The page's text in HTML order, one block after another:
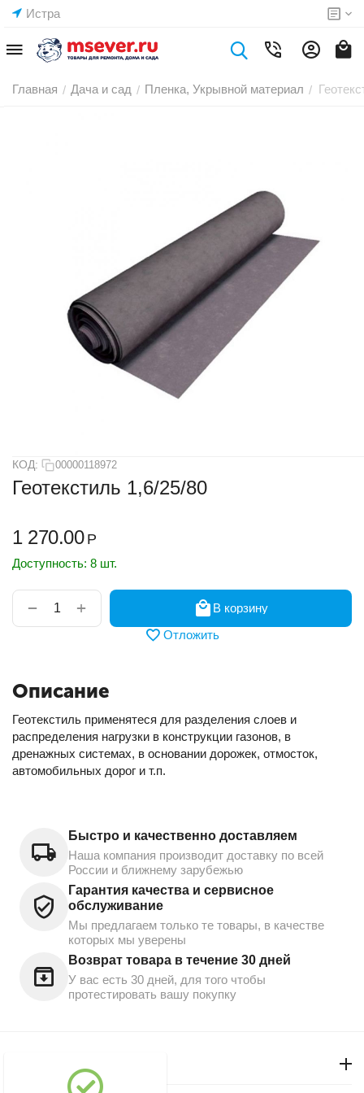
Истра
Главная / Дача и сад / Пленка, Укрывной материал /
КОД: 00000118972
Геотекстиль 1,6/25/80
1 270.00 Р
Доступность: 8 шт.
+
−
В корзину
Отложить
Описание
Геотекстиль применятеся для разделения слоев и
распределения нагрузки в конструкции газонов, в
дренажных системах, в основании дорожек, отмосток,
автомобильных дорог и т.п.
Быстро и качественно доставляем
Наша компания производит доставку по всей
России и ближнему зарубежью
Гарантия качества и сервисное
обслуживание
Мы предлагаем только те товары, в качестве
которых мы уверены
Возврат товара в течение 30 дней
У вас есть 30 дней, для того чтобы
протестировать вашу покупку